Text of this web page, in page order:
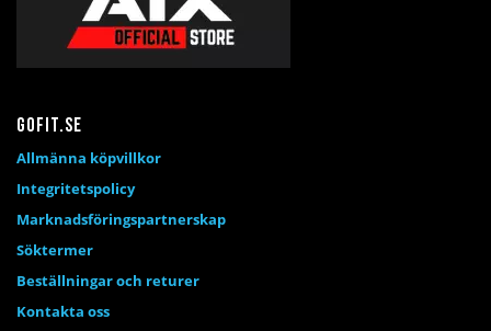
Gofit.se
Allmänna köpvillkor
Integritetspolicy
Marknadsföringspartnerskap
Söktermer
Beställningar och returer
Kontakta oss